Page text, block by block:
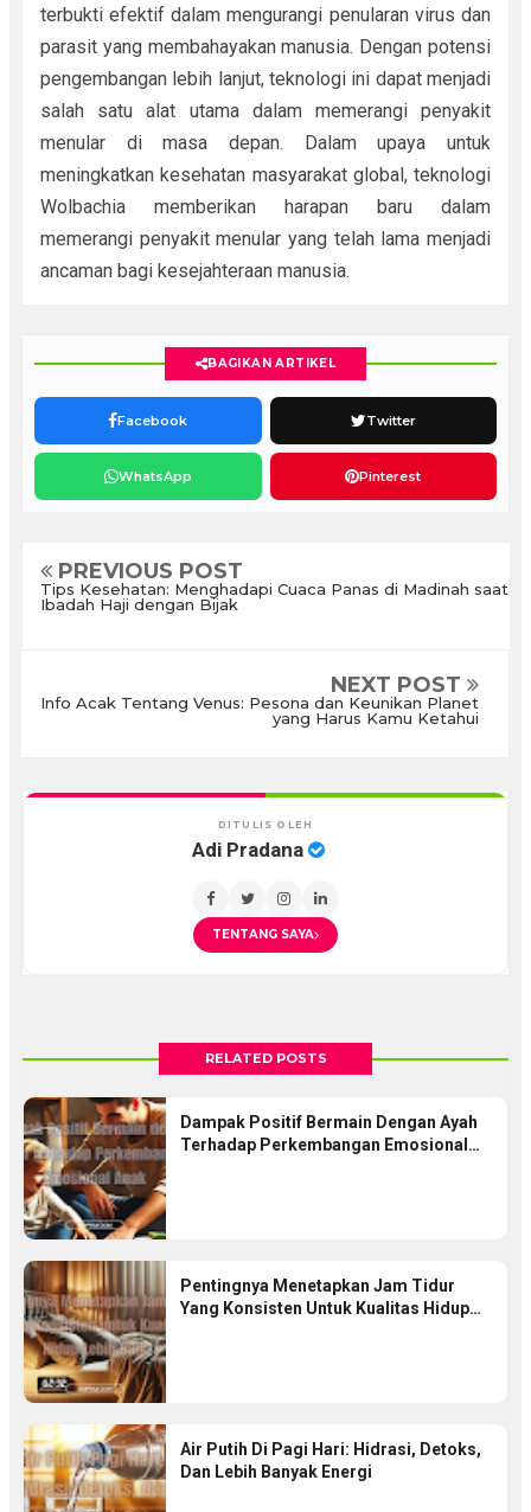
terbukti efektif dalam mengurangi penularan virus dan
parasit yang membahayakan manusia. Dengan potensi
pengembangan lebih lanjut, teknologi ini dapat menjadi
salah satu alat utama dalam memerangi penyakit
menular di masa depan. Dalam upaya untuk
meningkatkan kesehatan masyarakat global, teknologi
Wolbachia memberikan harapan baru dalam
memerangi penyakit menular yang telah lama menjadi
ancaman bagi kesejahteraan manusia.
BAGIKAN ARTIKEL
Facebook Twitter
WhatsApp Pinterest
PREVIOUS POST
Tips Kesehatan: Menghadapi Cuaca Panas di Madinah saat
Ibadah Haji dengan Bijak
NEXT POST
Info Acak Tentang Venus: Pesona dan Keunikan Planet
yang Harus Kamu Ketahui
DITULIS OLEH
Adi Pradana
TENTANG SAYA
RELATED POSTS
Dampak Positif Bermain Dengan Ayah
Terhadap Perkembangan Emosional
Pentingnya Menetapkan Jam Tidur
Yang Konsisten Untuk Kualitas Hidup
Air Putih Di Pagi Hari: Hidrasi, Detoks,
Dan Lebih Banyak Energi